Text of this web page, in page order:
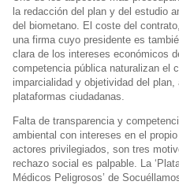
la redacción del plan y del estudio
del biometano. El coste del
una firma cuyo presidente es
clara de los intereses económicos
competencia pública naturalizan el
imparcialidad y objetividad del
plataformas ciudadanas.
Falta de transparencia y
ambiental con intereses en el
actores privilegiados, son tres
rechazo social es palpable. La
Médicos Peligrosos’ de